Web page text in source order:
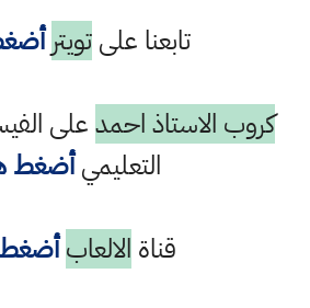
تابعنا علىتويتر
كروب الاستاذ احمدعلى
التعليميأضغط
قناة الالعاب